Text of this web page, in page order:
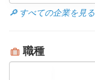
🔎 すべての企業を見る
職種